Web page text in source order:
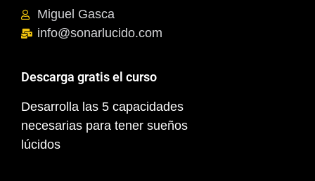
Miguel Gasca
info@sonarlucido.com
Descarga gratis el curso
Desarrolla las 5 capacidades
necesarias para tener sueños
lúcidos